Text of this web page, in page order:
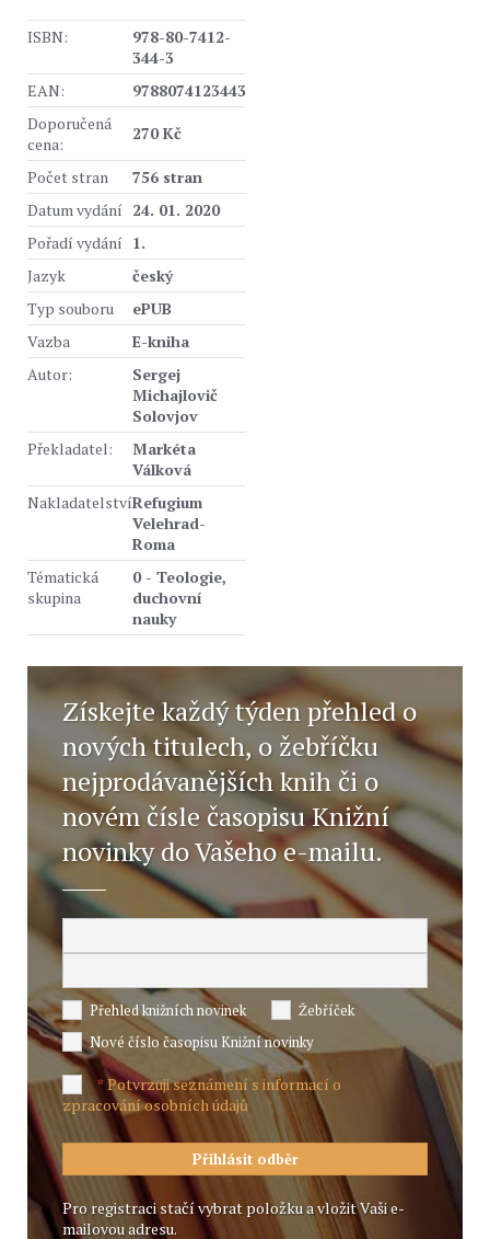
ISBN:
978-80-7412-
344-3
EAN:
9788074123443
Doporučená
cena:
270 Kč
Počet stran
756 stran
Datum vydání 24. 01. 2020
Pořadí vydání 1.
Jazyk
český
Typ souboru
ePUB
Vazba
E-kniha
Autor:
Sergej
Michajlovič
Solovjov
Překladatel:
Markéta
Válková
NakladatelstvíRefugium
Velehrad-
Roma
Tématická
skupina
0 - Teologie,
duchovní
nauky
Získejte každý týden přehled o
nových titulech, o žebříčku
nejprodávanějších knih či o
novém čísle časopisu Knižní
novinky do Vašeho e-mailu.
Přehled knižních novinek
Žebříček
Nové číslo časopisu Knižní novinky
*Potvrzuji seznámení s informací o
zpracování osobních údajů
Pro registraci stačí vybrat položku a vložit Vaši e-
mailovou adresu.